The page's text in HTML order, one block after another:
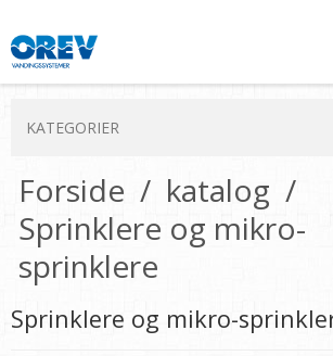
KATEGORIER
Forside / katalog /
Sprinklere og mikro-
sprinklere
Sprinklere og mikro-